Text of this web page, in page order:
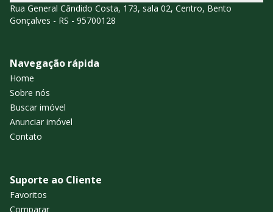
Rua General Cândido Costa, 173, sala 02, Centro, Bento
Gonçalves - RS - 95700128
Navegação rápida
Home
Sobre nós
Buscar imóvel
Anunciar imóvel
Contato
Suporte ao Cliente
Favoritos
Comparar